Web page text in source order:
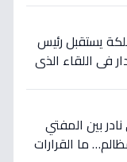
يستقبل رئيس
في اللقاء الذي
بين المفتي
ما القرارات